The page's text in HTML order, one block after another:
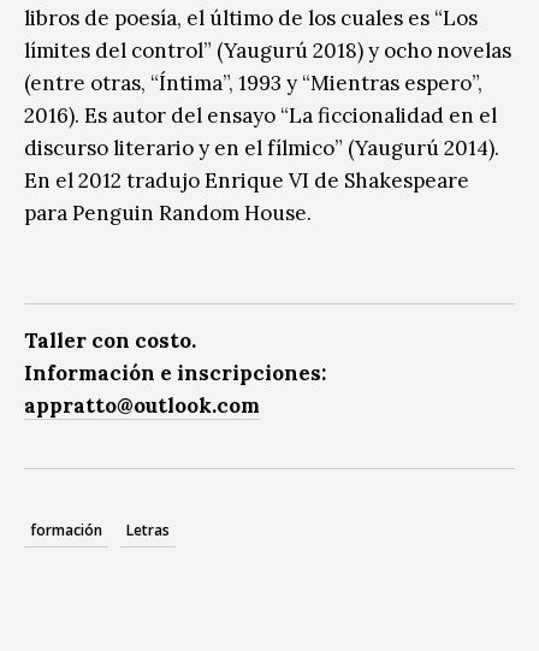
libros de poesía, el último de los cuales es “Los
límites del control” (Yaugurú 2018) y ocho novelas
(entre otras, “Íntima”, 1993 y “Mientras espero”,
2016). Es autor del ensayo “La ficcionalidad en el
discurso literario y en el fílmico” (Yaugurú 2014).
En el 2012 tradujo Enrique VI de Shakespeare
para Penguin Random House.
Taller con costo.
Información e inscripciones:
appratto@outlook.com
formación Letras